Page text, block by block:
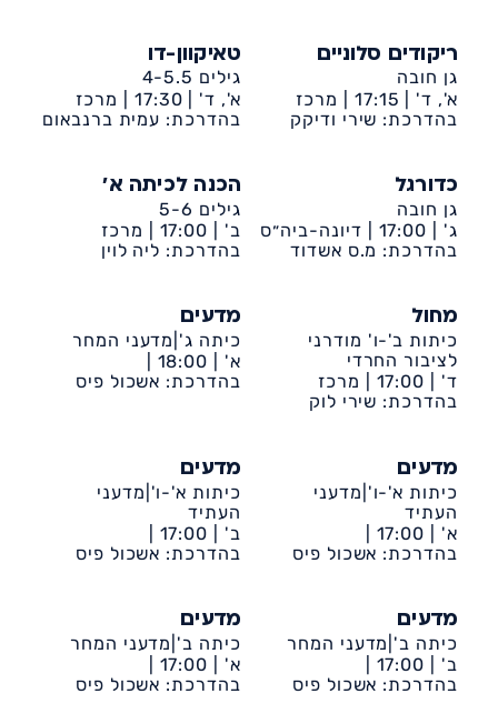
ריקודים סלוניים
גן חובה
א', ד' | 17:15 |
מרכז
קהילתי דיונה
בהדרכת: שירי ודיקק
טאיקוון-דו
גילים 4-5.5
א', ד' | 17:30 |
מרכז
קהילתי דיונה
בהדרכת: עמית ברנבאום
כדורגל
גן חובה
ג' | 17:00 |
דיונה-ביה״ס
שקד
בהדרכת: מ.ס אשדוד
הכנה לכיתה א'
גילים 5-6
ב' | 17:00 |
מרכז
קהילתי דיונה
בהדרכת: ליה לוין
מחול
כיתות ב'-ו' מודרני
לציבור החרדי
ד' | 17:00 |
מרכז
קהילתי דיונה
בהדרכת: שירי לוק
מדעים
כיתה ג'|מדעני המחר
א' | 18:00 |
דיונה-אשכול פיס
בהדרכת: אשכול פיס
מדעים
כיתות א'-ו'|מדעני
העתיד
א' | 17:00 |
דיונה-אשכול פיס
בהדרכת: אשכול פיס
מדעים
כיתות א'-ו'|מדעני
העתיד
ב' | 17:00 |
דיונה-אשכול פיס
בהדרכת: אשכול פיס
מדעים
כיתה ב'|מדעני המחר
ב' | 17:00 |
דיונה-אשכול פיס
בהדרכת: אשכול פיס
מדעים
כיתה ב'|מדעני המחר
א' | 17:00 |
דיונה-אשכול פיס
בהדרכת: אשכול פיס